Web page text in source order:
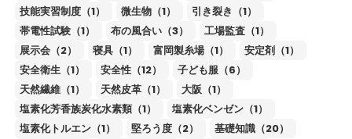
技能実習制度（1）
微生物（1）
引き裂き（1）
帯電性試験（1）
布の風合い（3）
工場監査（1）
展示会（2）
寝具（1） 富岡製糸場（1）
安定剤（1）
安全衛生（1）
安全性（12）
子ども服（6）
天然繊維（1）
天然皮革（1）
大阪（1）
塩素化芳香族炭化水素類（1）
塩素化ベンゼン（1）
塩素化トルエン（1）
堅ろう度（2）
基礎知識（20）